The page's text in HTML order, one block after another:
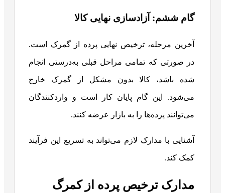
گام ششم: آزادسازی نهایی کالا
آخرین مرحله، ترخیص نهایی پرده از گمرک است.
در صورتی که تمامی مراحل قبلی به‌درستی انجام
شده باشد، کالا بدون مشکل از گمرک خارج
می‌شود. این گام پایان کار است و واردکنندگان
می‌توانند پرده‌ها را به بازار عرضه کنند.
آشنایی با مدارک لازم می‌تواند به تسریع این فرآیند
کمک کند.
مدارک ترخیص پرده از کمرگ